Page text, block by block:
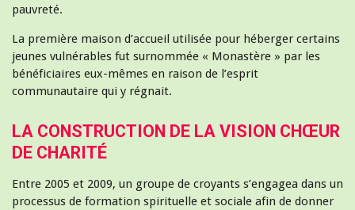
pauvreté.
La première maison d’accueil utilisée pour héberger certains
jeunes vulnérables fut surnommée « Monastère » par les
bénéficiaires eux-mêmes en raison de l’esprit
communautaire qui y régnait.
LA CONSTRUCTION DE LA VISION CHŒUR
DE CHARITÉ
Entre 2005 et 2009, un groupe de croyants s’engagea dans un
processus de formation spirituelle et sociale afin de donner